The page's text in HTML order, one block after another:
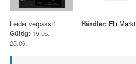
Leider verpasst!
Gültig: 19.06. -
25.06.
Händler: Elli Markt